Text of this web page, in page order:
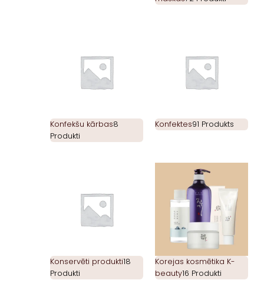
Konfekšu kārbas8
Produkti
Konfektes91 Produkts
Konservēti produkti18
Produkti
Korejas kosmētika K-
beauty16 Produkti